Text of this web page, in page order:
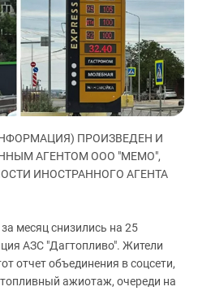
ЗА ПАЛЕСТИНУ
В ЧЕЧНЕ
АКТИВИСТОВ
МОБИЛИЗАЦИЯ И ПРОТЕСТЫ
ПРОИЗВЕДЕН И
АГЕНТОМ ООО "МЕМО",
ИНОСТРАННОГО АГЕНТА
месяц снизились на 25
АЗС "Дагтопливо". Жители
отчет объединения в соцсети,
ажиотаж, очереди на